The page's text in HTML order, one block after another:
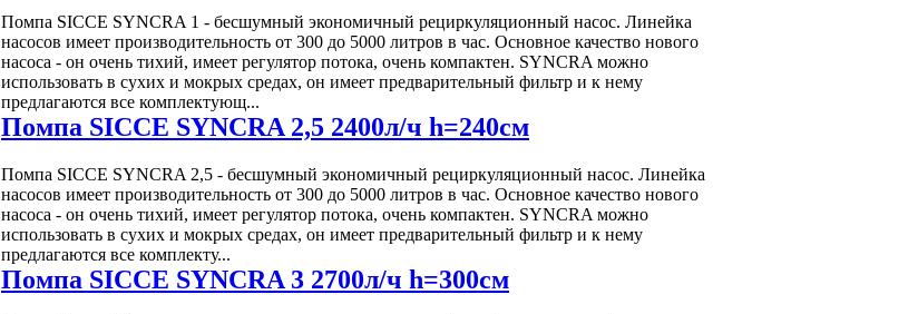
Помпа SICCE SYNCRA 1 - бесшумный экономичный рециркуляционный насос. Линейка
насосов имеет производительность от 300 до 5000 литров в час. Основное качество нового
насоса - он очень тихий, имеет регулятор потока, очень компактен. SYNCRA можно
использовать в сухих и мокрых средах, он имеет предварительный фильтр и к нему
предлагаются все комплектующ...
Помпа SICCE SYNCRA 2,5 2400л/ч h=240см
Помпа SICCE SYNCRA 2,5 - бесшумный экономичный рециркуляционный насос. Линейка
насосов имеет производительность от 300 до 5000 литров в час. Основное качество нового
насоса - он очень тихий, имеет регулятор потока, очень компактен. SYNCRA можно
использовать в сухих и мокрых средах, он имеет предварительный фильтр и к нему
предлагаются все комплекту...
Помпа SICCE SYNCRA 3 2700л/ч h=300см